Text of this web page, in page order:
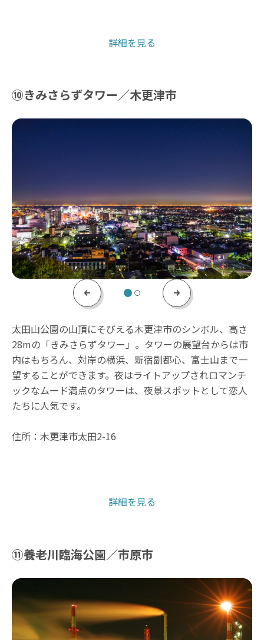
詳細を見る
⑩きみさらずタワー／木更津市
Previous Next
太田山公園の山頂にそびえる木更津市のシンボル、高さ
28mの「きみさらずタワー」。タワーの展望台からは市
内はもちろん、対岸の横浜、新宿副都心、富士山まで一
望することができます。夜はライトアップされロマンチ
ックなムード満点のタワーは、夜景スポットとして恋人
たちに人気です。
住所：木更津市太田2-16
詳細を見る
⑪養老川臨海公園／市原市